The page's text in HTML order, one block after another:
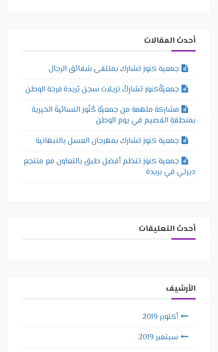
أحدث المقالات
جمعية كنوز تشارك بملتقى شقائق الرجال
جمعيَّةُكنوز تشارِكُ نزيلات سجن بُريدة فرحة الوطن
مشاركة ملهمة من جمعيَّةِ كُنُوز النسائيةَ الخيرية
بمنطقةِ القصيم في يوم الوطن
جمعية كنوز تشارك بمهرجان العسل بالنبهانية
جمعية كنوز تنظم أفضل طبق بالتعاون مع منتجع
ديرتي في بريدة
أحدث التعليقات
الأرشيف
أكتوبر 2019
سبتمبر 2019